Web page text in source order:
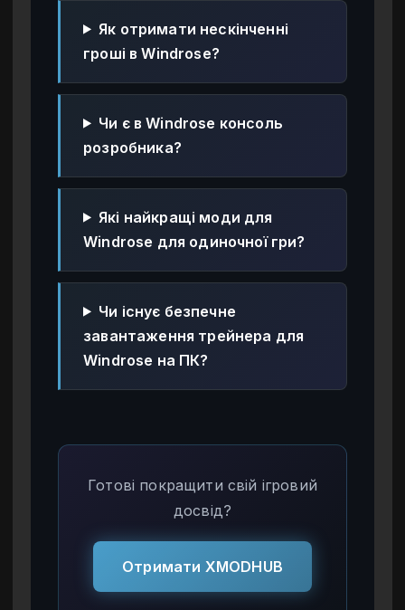
Як отримати нескінченні
гроші в Windrose?
Чи є в Windrose консоль
розробника?
Які найкращі моди для
Windrose для одиночної гри?
Чи існує безпечне
завантаження трейнера для
Windrose на ПК?
Готові покращити свій ігровий
досвід?
Отримати XMODHUB